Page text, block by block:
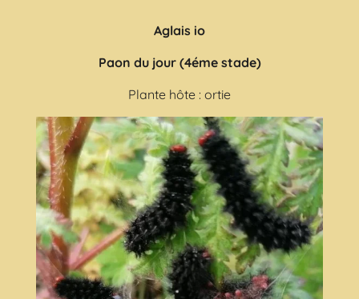
Aglais io
Paon du jour (4éme stade)
Plante hôte : ortie